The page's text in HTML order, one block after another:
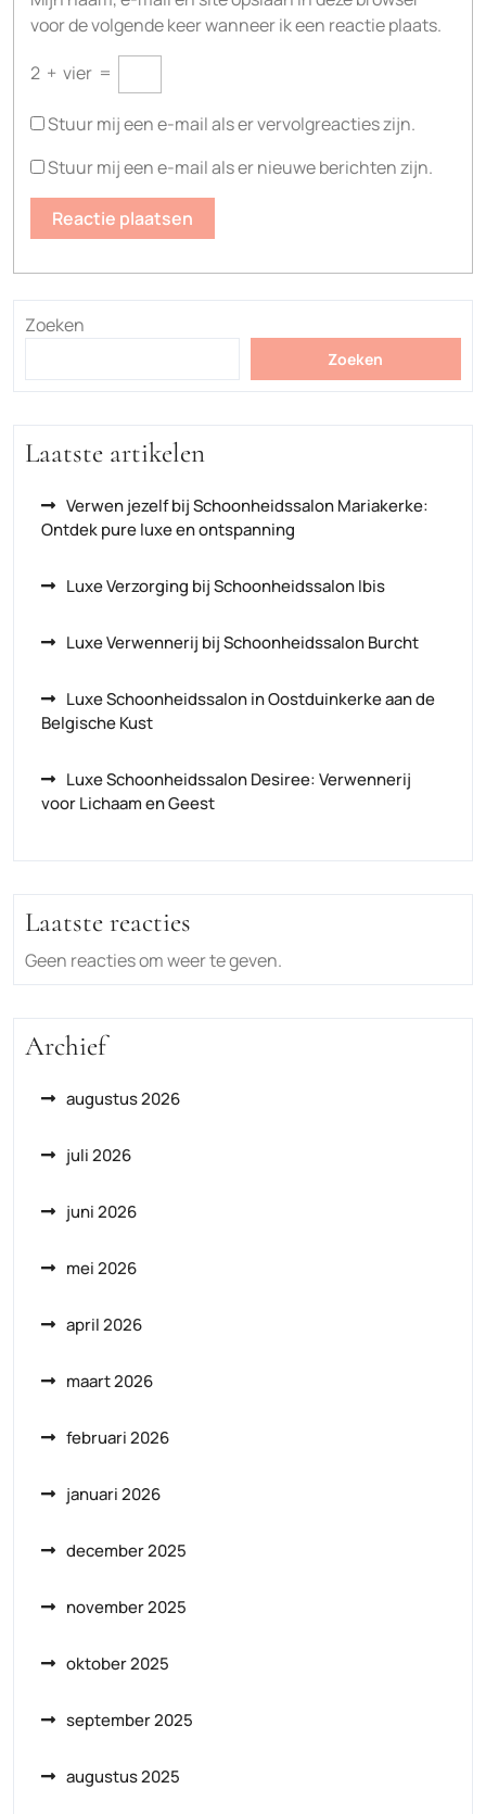
voor de volgende keer wanneer ik een reactie plaats.
2 + vier =
Stuur mij een e-mail als er vervolgreacties zijn.
Stuur mij een e-mail als er nieuwe berichten zijn.
Zoeken
Zoeken
Laatste artikelen
Verwen jezelf bij Schoonheidssalon Mariakerke:
Ontdek pure luxe en ontspanning
Luxe Verzorging bij Schoonheidssalon Ibis
Luxe Verwennerij bij Schoonheidssalon Burcht
Luxe Schoonheidssalon in Oostduinkerke aan de
Belgische Kust
Luxe Schoonheidssalon Desiree: Verwennerij
voor Lichaam en Geest
Laatste reacties
Geen reacties om weer te geven.
Archief
augustus 2026
juli 2026
juni 2026
mei 2026
april 2026
maart 2026
februari 2026
januari 2026
december 2025
november 2025
oktober 2025
september 2025
augustus 2025